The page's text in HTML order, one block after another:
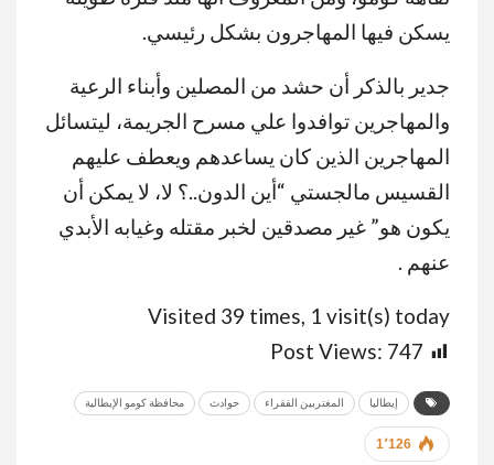
يسكن فيها المهاجرون بشكل رئيسي.
جدير بالذكر أن حشد من المصلين وأبناء الرعية
والمهاجرين توافدوا علي مسرح الجريمة، ليتسائل
المهاجرين الذين كان يساعدهم ويعطف عليهم
القسيس مالجستي “أين الدون..؟ لا، لا يمكن أن
يكون هو” غير مصدقين لخبر مقتله وغيابه الأبدي
عنهم .
Visited 39 times, 1 visit(s) today
Post Views: 747
إيطاليا المغتربين الفقراء حوادث محافظة كومو الإيطالية
1٬126